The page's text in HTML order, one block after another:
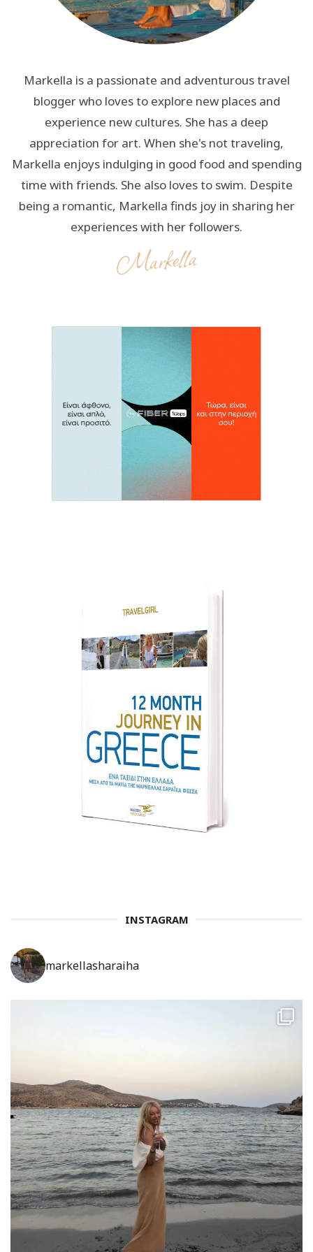
Markella is a passionate and adventurous travel
blogger who loves to explore new places and
experience new cultures. She has a deep
appreciation for art. When she's not traveling,
Markella enjoys indulging in good food and spending
time with friends. She also loves to swim. Despite
being a romantic, Markella finds joy in sharing her
experiences with her followers.
INSTAGRAM
markellasharaiha